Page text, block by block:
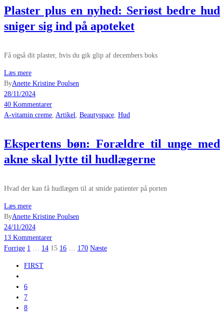
Plaster plus en nyhed: Seriøst bedre hud
sniger sig ind på apoteket
Få også dit plaster, hvis du gik glip af decembers boks
Læs mere
ByAnette Kristine Poulsen
28/11/2024
40 Kommentarer
A-vitamin creme Artikel Beautyspace Hud
Ekspertens bøn: Forældre til unge med
akne skal lytte til hudlægerne
Hvad der kan få hudlægen til at smide patienter på porten
Læs mere
ByAnette Kristine Poulsen
24/11/2024
13 Kommentarer
Indlægsinddeling
Forrige 1 14 15 16 170 Næste
FIRST
6
7
8